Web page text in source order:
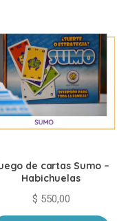
de cartas Sumo –
Habichuelas
$ 550,00